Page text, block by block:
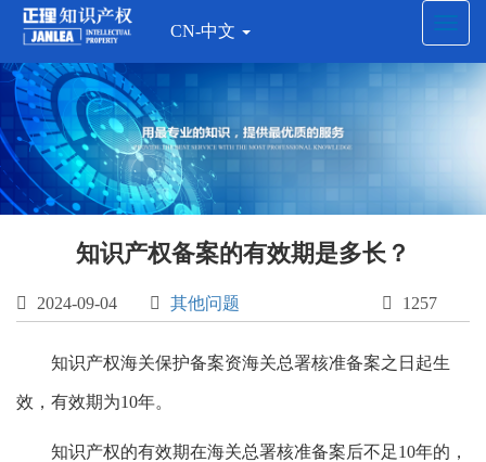
CN-中文
知识产权备案的有效期是多长？
 2024-09-04  其他问题  1257
知识产权海关保护备案资海关总署核准备案之日起生
效，有效期为10年。
知识产权的有效期在海关总署核准备案后不足10年的，